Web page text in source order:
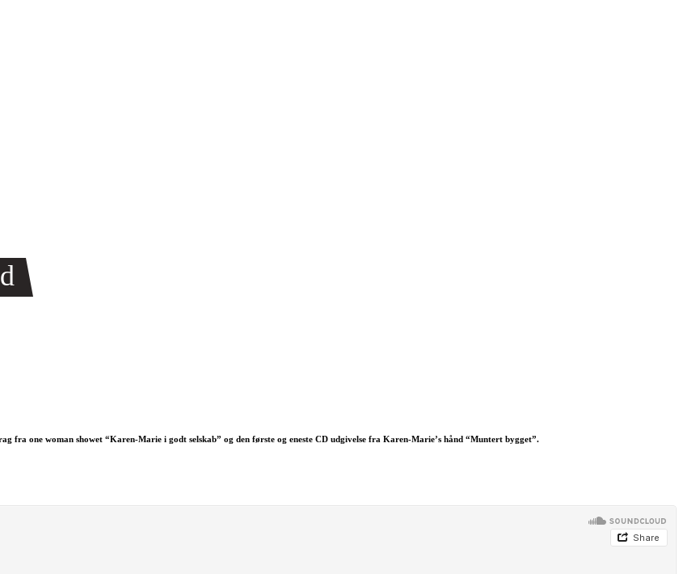
fra one woman showet “Karen-Marie i godt selskab” og den første og eneste CD udgivelse fra Karen-Marie’s hånd “Muntert bygget”.